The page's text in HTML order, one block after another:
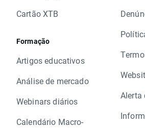
Cartão XTB
Formação
Artigos educativos
Análise de mercado
Webinars diários
Calendário Macro-
Alerta